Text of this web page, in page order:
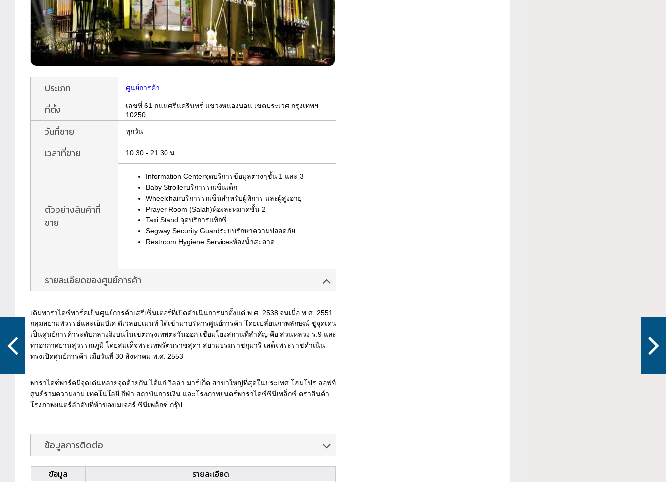
ประเภท ศูนย์การค้า
ที่ตั้ง
เลขที่ 61 ถนนศรีนครินทร์ แขวงหนองบอน เขตประเวศ กรุงเทพฯ
10250
วันที่ขาย ทุกวัน
เวลาที่ขาย 10:30 - 21:30 น.
ตัวอย่างสินค้าที่
ขาย
Information Centerจุดบริการข้อมูลต่างๆชั้น 1 และ 3
Baby Strollerบริการรถเข็นเด็ก
Wheelchairบริการรถเข็นสำหรับผู้พิการ และผู้สูงอายุ
Prayer Room (Salah)ห้องละหมาดชั้น 2
Taxi Stand จุดบริการแท็กซี่
Segway Security Guardระบบรักษาความปลอดภัย
Restroom Hygiene Servicesห้องน้ำสะอาด
รายละเอียดของศูนย์การค้า
เดิมพาราไดซ์พาร์คเป็นศูนย์การค้าเสรีเซ็นเตอร์ที่เปิดดำเนินการมาตั้งแต่ พ.ศ. 2538 จนเมื่อ พ.ศ. 2551
กลุ่มสยามพิวรรธ์และเอ็มบีเค ดีเวลอปเมนท์ ได้เข้ามาบริหารศูนย์การค้า โดยเปลี่ยนภาพลักษณ์ ชูจุดเด่น
เป็นศูนย์การค้าระดับกลางถึงบนในเขตกรุงเทพตะวันออก เชื่อมโยงสถานที่สำคัญ คือ สวนหลวง ร.9 และ
ท่าอากาศยานสุวรรณภูมิ โดยสมเด็จพระเทพรัตนราชสุดา สยามบรมราชกุมารี เสด็จพระราชดำเนิน
ทรงเปิดศูนย์การค้า เมื่อวันที่ 30 สิงหาคม พ.ศ. 2553
พาราไดซ์พาร์คมีจุดเด่นหลายจุดด้วยกัน ได้แก่ วิลล่า มาร์เก็ต สาขาใหญ่ที่สุดในประเทศ โฮมโปร ลอฟท์
ศูนย์รวมความงาม เทคโนโลยี กีฬา สถาบันการเงิน และโรงภาพยนตร์พาราไดซ์ซีนีเพล็กซ์ ตราสินค้า
โรงภาพยนตร์ลำดับที่ห้าของเมเจอร์ ซีนีเพล็กซ์ กรุ๊ป
ข้อมูลการติดต่อ
ข้อมูล รายละเอียด